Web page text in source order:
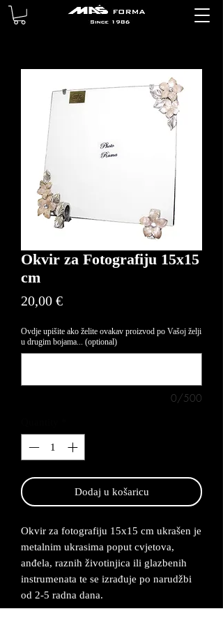
Okvir za Fotografiju 15x15
cm
20,00 €Price
Ovdje upišite ako želite ovakav proizvod po Vašoj želji
u drugim bojama... (optional)
0/500
Dodaj u košaricu
Okvir za fotografiju 15x15 cm ukrašen je
metalnim ukrasima poput cvjetova,
anđela, raznih životinjica ili glazbenih
instrumenata te se izrađuje po narudžbi
od 2-5 radna dana.